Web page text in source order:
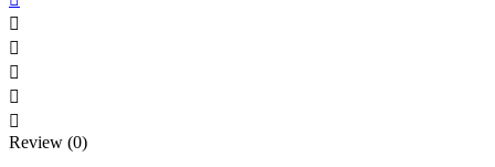





Review (0)